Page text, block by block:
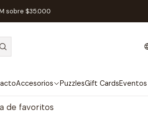
Accesorios PuzzlesGift CardsEventos
sobre $35.000
- Español
Agregar al Carro
de favoritos